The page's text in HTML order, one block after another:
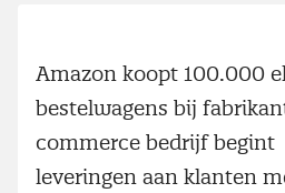
Amazon koopt 100.000
bestelwagens bij
commerce bedrijf begint
leveringen aan klanten